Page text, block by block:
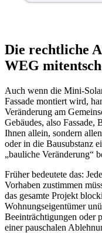
Die rechtliche
WEG
Auch wenn die Mini-
Fassade montiert wird,
Veränderung am
Gebäudes, also
Ihnen allein, sondern
oder in die Bausubstanz
„bauliche Veränderung“
Früher bedeutete das:
Vorhaben zustimmen
das gesamte Projekt
Wohnungseigentümer
Beeinträchtigungen oder
einer pauschalen